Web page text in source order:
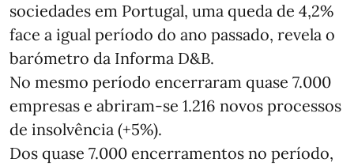
sociedades em Portugal, uma queda de 4,2%
face a igual período do ano passado, revela o
barómetro da Informa D&B.
No mesmo período encerraram quase 7.000
empresas e abriram‑se 1.216 novos processos
de insolvência (+5%).
Dos quase 7.000 encerramentos no período,